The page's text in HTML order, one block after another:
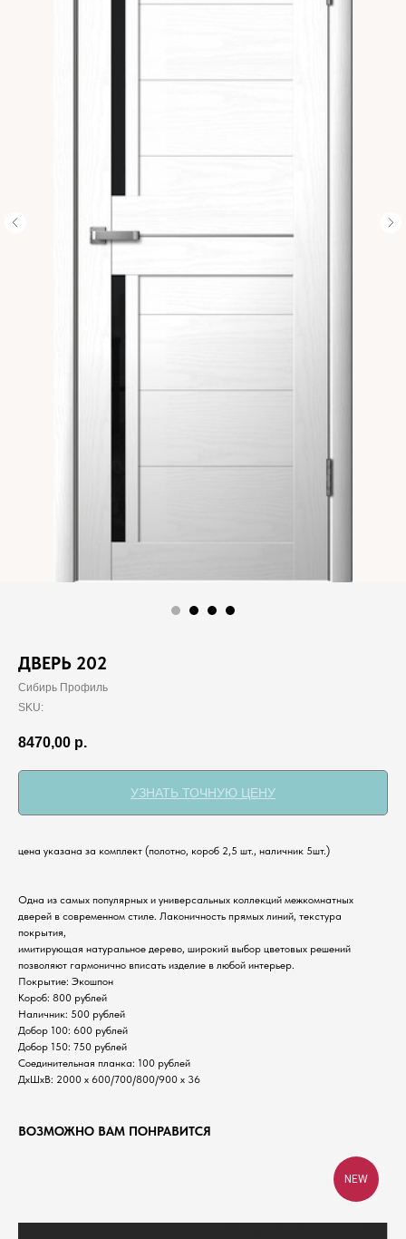
ДВЕРЬ 202
Сибирь Профиль
SKU:
8470,00 р.
УЗНАТЬ ТОЧНУЮ ЦЕНУ
цена указана за комплект (полотно, короб 2,5 шт., наличник 5шт.)
Одна из самых популярных и универсальных коллекций межкомнатных
дверей в современном стиле. Лаконичность прямых линий, текстура
покрытия,
имитирующая натуральное дерево, широкий выбор цветовых решений
позволяют гармонично вписать изделие в любой интерьер.
Покрытие: Экошпон
Короб: 800 рублей
Наличник: 500 рублей
Добор 100: 600 рублей
Добор 150: 750 рублей
Соединительная планка: 100 рублей
ДхШхВ: 2000 х 600/700/800/900 х 36
ВОЗМОЖНО ВАМ ПОНРАВИТСЯ
NEW